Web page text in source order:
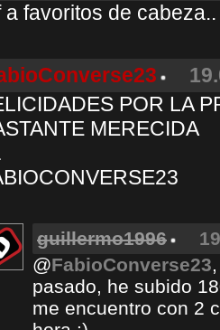
a favoritos de
POR LA
MERECIDA
guillermo1996
@FabioConverse23
pasado, he subido
me encuentro con 2